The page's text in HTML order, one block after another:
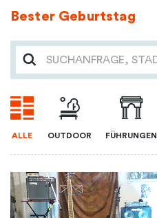
Bester Geburtstag
ALLE OUTDOOR FÜHRUNGEN